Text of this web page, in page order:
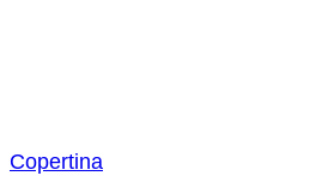
Copertina